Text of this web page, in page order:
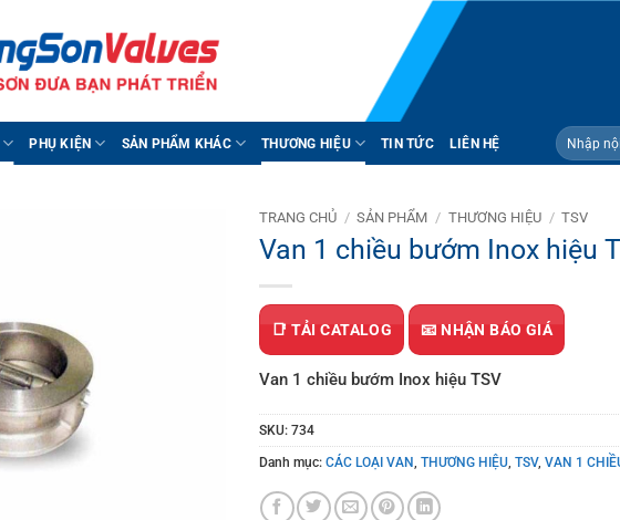
PHỤ KIỆN SẢN PHẨM KHÁC THƯƠNG HIỆU TIN TỨC LIÊN HỆ
Tìm
kiếm:
TRANG CHỦ / SẢN PHẨM / THƯƠNG HIỆU / TSV
Van 1 chiều bướm Inox hiệu
📑 TẢI CATALOG 📧 NHẬN BÁO GIÁ
Van 1 chiều bướm Inox hiệu TSV
SKU: 734
Danh mục: CÁC LOẠI VAN, THƯƠNG HIỆU, TSV, VAN 1